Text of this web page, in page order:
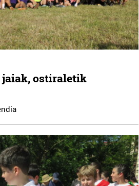
jaiak, ostiraletik